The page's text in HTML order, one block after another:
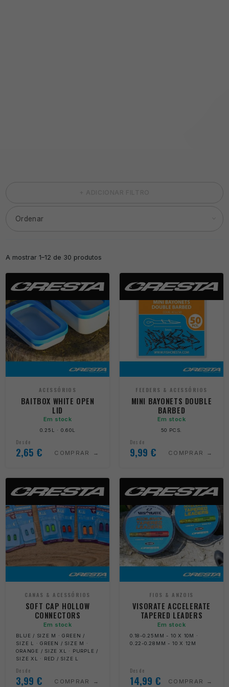
A mostrar 1–12 de 30 produtos
ACESSÓRIOS
BAITBOX WHITE OPEN
LID
Em stock
0.25L · 0.60L
Desde
2,65 € COMPRAR
FEEDERS & ACESSÓRIOS
MINI BAYONETS DOUBLE
BARBED
Em stock
50 PCS.
Desde
9,99 € COMPRAR
CANAS & ACESSÓRIOS
SOFT CAP HOLLOW
CONNECTORS
Em stock
BLUE / SIZE M · GREEN /
SIZE L · GREEN / SIZE M ·
ORANGE / SIZE XL · PURPLE /
SIZE XL · RED / SIZE L
Desde
3,99 € COMPRAR
FIOS & ANZOIS
VISORATE ACCELERATE
TAPERED LEADERS
Em stock
0.18-0.25MM - 10 X 10M ·
0.22-0.28MM - 10 X 12M
Desde
14,99 € COMPRAR